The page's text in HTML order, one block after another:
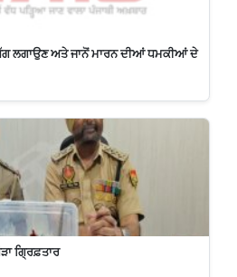
ਲਗਾਉਣ ਅਤੇ ਜਾਨੋਂ ਮਾਰਨ ਦੀਆਂ ਧਮਕੀਆਂ ਦੇ
ਗ੍ਰਿਫ਼ਤਾਰ